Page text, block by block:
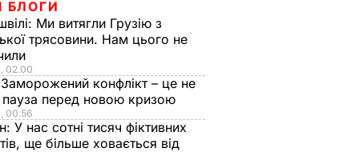
БЛОГИ
Ми витягли Грузію з
трясовини. Нам цього не
02.00
Заморожений конфлікт – це не
перед новою кризою
00.56
У нас сотні тисяч фіктивних
ще більше ховається від